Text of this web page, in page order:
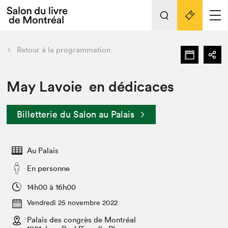
Espace médias
Espace exposant⋅e⋅s
Tout sur l'édition 2022
Actualités
Vidéos et Balados
Club de lecture Braindate
retour Nos activités
Édition 2022
Nous connaître
Projets partenaires 2022
Archives
Liens pratiques
Retour à la programmation
May Lavoie en dédicaces
Billetterie du Salon au Palais
Au Palais
En personne
14h00 à 16h00
Vendredi 25 novembre 2022
Palais des congrès de Montréal